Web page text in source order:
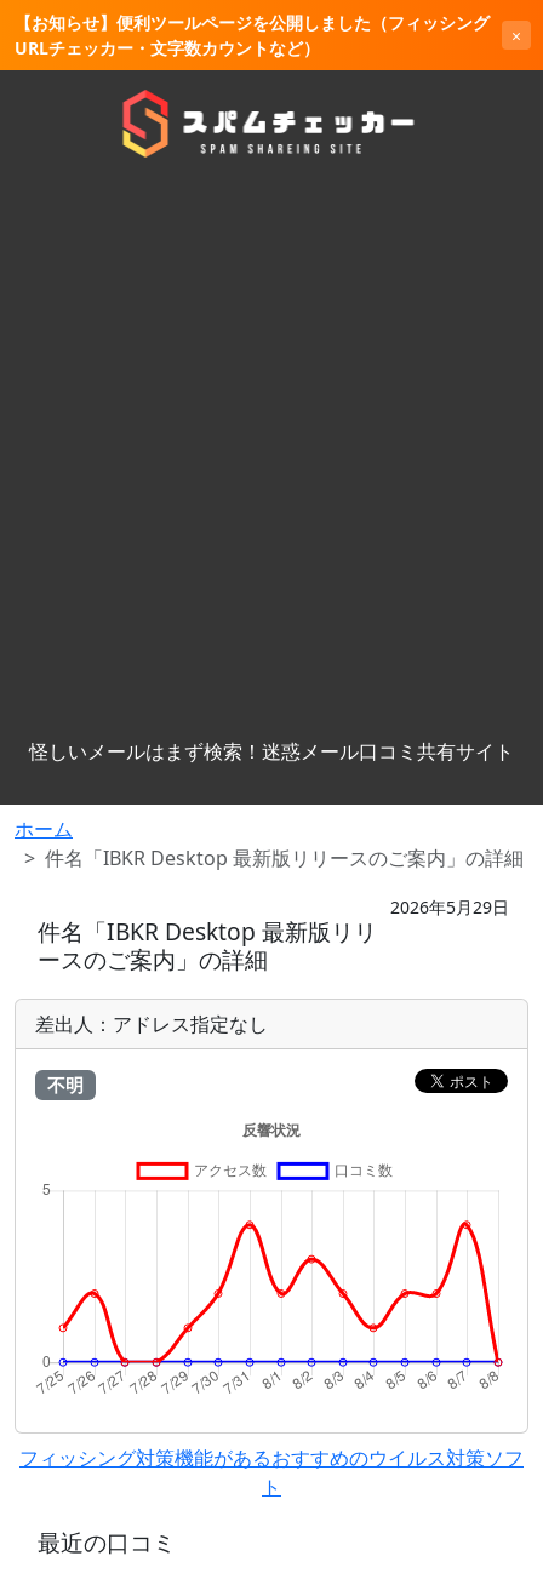
【お知らせ】便利ツールページを公開しました（フィッシング
URLチェッカー・文字数カウントなど）
×
怪しいメールはまず検索！迷惑メール口コミ共有サイト
ホーム
件名「IBKR Desktop 最新版リリースのご案内」の詳細
件名「IBKR Desktop 最新版リリ
ースのご案内」の詳細
2026年5月29日
差出人：アドレス指定なし
不明
フィッシング対策機能があるおすすめのウイルス対策ソフ
ト
最近の口コミ